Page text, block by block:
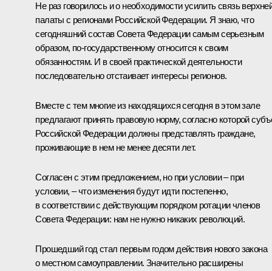
Не раз говорилось и о необходимости усилить связь
палаты с регионами Российской Федерации. Я знаю, что
сегодняшний состав Совета Федерации самым серьезным
образом, по‑государственному относится к своим
обязанностям. И в своей практической деятельности
последовательно отстаивает интересы регионов.
Вместе с тем многие из находящихся сегодня в этом зале
предлагают принять правовую норму, согласно которой
Российской Федерации должны представлять граждане,
проживающие в нем не менее десяти лет.
Согласен с этим предложением, но при условии – при
условии, – что изменения будут идти постепенно,
в соответствии с действующим порядком ротации членов
Совета Федерации: нам не нужно никаких революций.
Прошедший год стал первым годом действия нового закона
о местном самоуправлении. Значительно расширены